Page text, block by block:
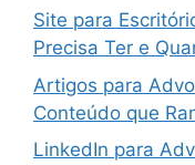
Site para
Precisa Ter e
Artigos para
Conteúdo que
LinkedIn para